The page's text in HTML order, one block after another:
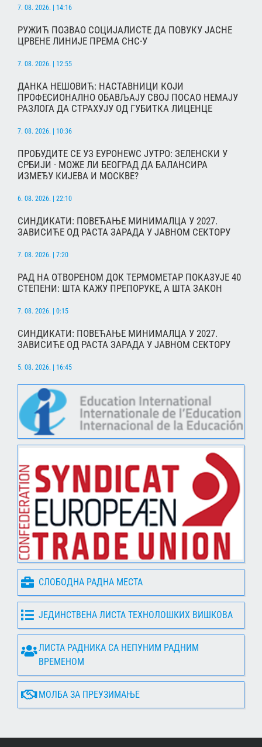
7. 08. 2026. | 14:16
РУЖИЋ ПОЗВАО СОЦИЈАЛИСТЕ ДА ПОВУКУ ЈАСНЕ
ЦРВЕНЕ ЛИНИЈЕ ПРЕМА СНС-У
7. 08. 2026. | 12:55
ДАНКА НЕШОВИЋ: НАСТАВНИЦИ КОЈИ
ПРОФЕСИОНАЛНО ОБАВЉАЈУ СВОЈ ПОСАО НЕМАЈУ
РАЗЛОГА ДА СТРАХУЈУ ОД ГУБИТКА ЛИЦЕНЦЕ
7. 08. 2026. | 10:36
ПРОБУДИТЕ СЕ УЗ ЕУРОНЕWС ЈУТРО: ЗЕЛЕНСКИ У
СРБИЈИ - МОЖЕ ЛИ БЕОГРАД ДА БАЛАНСИРА
ИЗМЕЂУ КИЈЕВА И МОСКВЕ?
6. 08. 2026. | 22:10
СИНДИКАТИ: ПОВЕЋАЊЕ МИНИМАЛЦА У 2027.
ЗАВИСИЋЕ ОД РАСТА ЗАРАДА У ЈАВНОМ СЕКТОРУ
7. 08. 2026. | 7:20
РАД НА ОТВОРЕНОМ ДОК ТЕРМОМЕТАР ПОКАЗУЈЕ 40
СТЕПЕНИ: ШТА КАЖУ ПРЕПОРУКЕ, А ШТА ЗАКОН
7. 08. 2026. | 0:15
СИНДИКАТИ: ПОВЕЋАЊЕ МИНИМАЛЦА У 2027.
ЗАВИСИЋЕ ОД РАСТА ЗАРАДА У ЈАВНОМ СЕКТОРУ
5. 08. 2026. | 16:45
СЛОБОДНА РАДНА МЕСТА
ЈЕДИНСТВЕНА ЛИСТА ТЕХНОЛОШКИХ ВИШКОВА
ЛИСТА РАДНИКА СА НЕПУНИМ РАДНИМ
ВРЕМЕНОМ
МОЛБА ЗА ПРЕУЗИМАЊЕ